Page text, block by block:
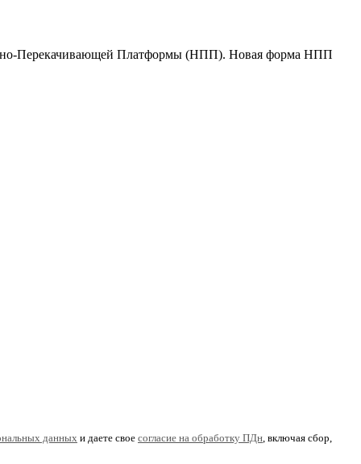
Перекачивающей Платформы (НПП). Новая форма НПП
данных и даете свое согласие на обработку ПДн, включая сбор,